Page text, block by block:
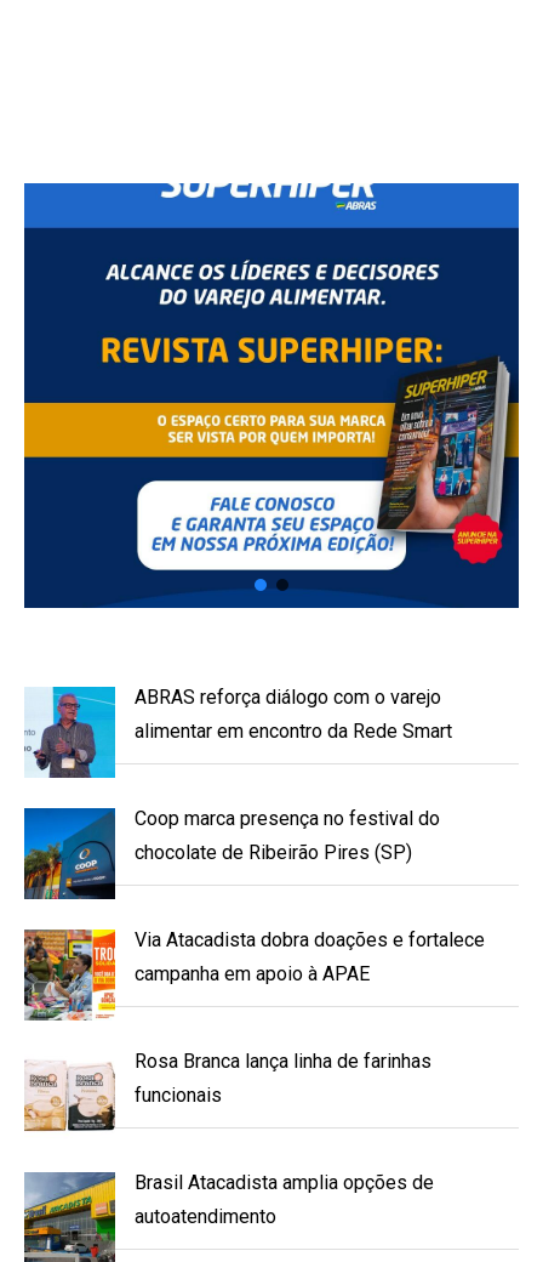
ABRAS reforça diálogo com o varejo
alimentar em encontro da Rede Smart
Coop marca presença no festival do
chocolate de Ribeirão Pires (SP)
Via Atacadista dobra doações e fortalece
campanha em apoio à APAE
Rosa Branca lança linha de farinhas
funcionais
Brasil Atacadista amplia opções de
autoatendimento